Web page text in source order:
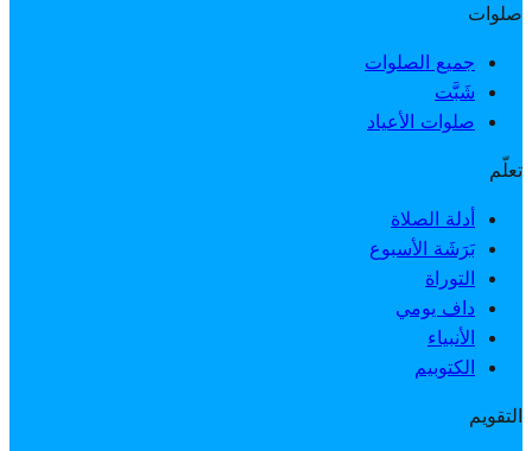
صلوات
جميع الصلوات
شَبَّت
صلوات الأعياد
تعلّم
أدلة الصلاة
بَرَشَة الأسبوع
التوراة
داف يومي
الأنبياء
الكتوبيم
التقويم